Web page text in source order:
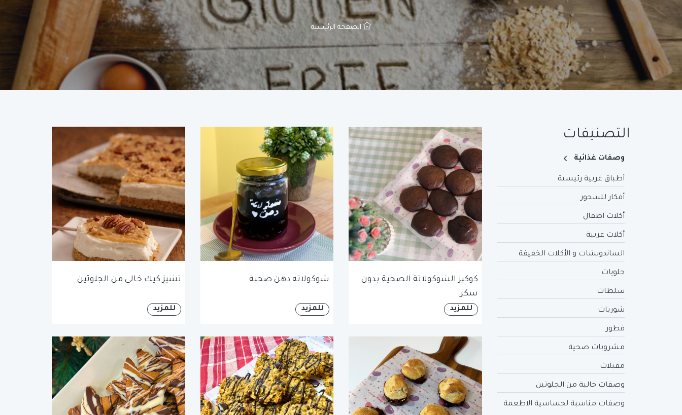
الصفحة الرئيسية
التصنيفات
وصفات غذائية
أطباق غربية رئيسية
أفكار للسحور
أكلات اطفال
أكلات عربية
الساندويشات و الأكلات الخفيفة
حلويات
سلطات
شوربات
فطور
مشروبات صحية
مقبلات
وصفات خالية من الجلوتين
وصفات مناسبة لحساسية الاطعمة
كوكيز الشوكولاتة الصحية بدون
سكر
للمزيد
شوكولاته دهن صحية
للمزيد
تشيز كيك خالي من الجلوتين
للمزيد